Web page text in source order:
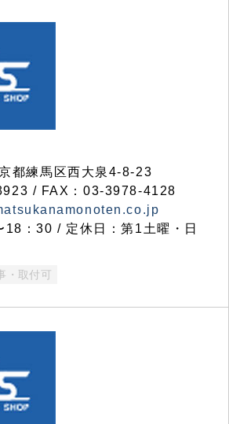
都練馬区西大泉4-8-23
/ FAX：03-3978-4128
：30 / 定休日：第1土曜・日
・取付可